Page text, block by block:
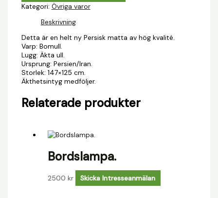
Kategori: Övriga varor
Beskrivning
Detta är en helt ny Persisk matta av hög kvalité.
Varp: Bomull.
Lugg: Äkta ull.
Ursprung: Persien/Iran.
Storlek: 147×125 cm.
Äkthetsintyg medföljer.
Relaterade produkter
Bordslampa.
2500 kr Skicka Intresseanmälan